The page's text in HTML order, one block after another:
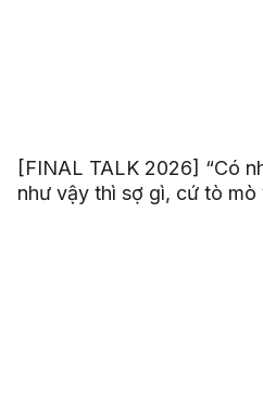
[FINAL TALK 2026] “Có
như vậy thì sợ gì, cứ tò mò